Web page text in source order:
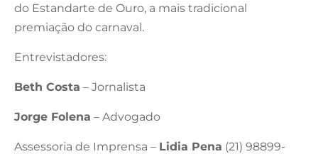
do Estandarte de Ouro, a mais tradicional
premiação do carnaval.
Entrevistadores:
Beth Costa – Jornalista
Jorge Folena – Advogado
Assessoria de Imprensa – Lidia Pena (21) 98899-